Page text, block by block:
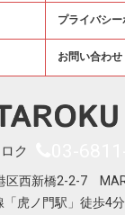
プライバシ
お問い合わせ
ク
区西新橋2-2-7
「虎ノ門駅」徒歩4分